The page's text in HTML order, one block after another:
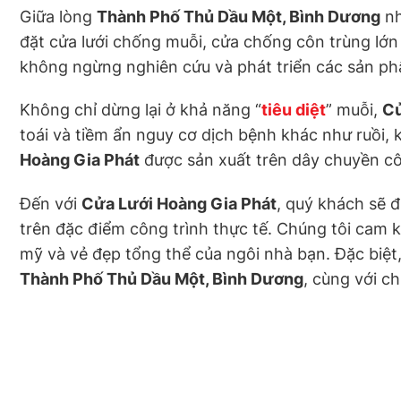
Giữa lòng Thành Phố Thủ Dầu Một, Bình Dương
đặt cửa lưới chống muỗi, cửa chống côn trùng
không ngừng nghiên cứu và phát triển các sản
Không chỉ dừng lại ở khả năng “tiêu diệt” muỗi,
toái và tiềm ẩn nguy cơ dịch bệnh khác như
Hoàng Gia Phát được sản xuất trên dây chuyền
Đến với Cửa Lưới Hoàng Gia Phát, quý khách sẽ
trên đặc điểm công trình thực tế. Chúng tôi cam
mỹ và vẻ đẹp tổng thể của ngôi nhà bạn. Đặc
Thành Phố Thủ Dầu Một, Bình Dương, cùng với